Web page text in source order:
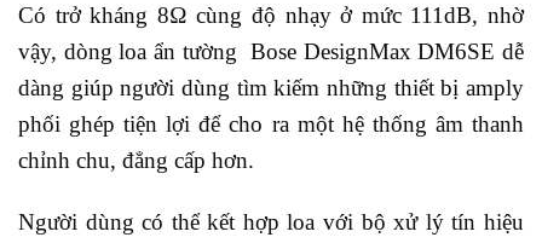
Có trở kháng 8Ω cùng độ nhạy ở mức 111dB, nhờ
vậy, dòng loa ẩn tường Bose DesignMax DM6SE dễ
dàng giúp người dùng tìm kiếm những thiết bị amply
phối ghép tiện lợi để cho ra một hệ thống âm thanh
chỉnh chu, đẳng cấp hơn.
Người dùng có thể kết hợp loa với bộ xử lý tín hiệu